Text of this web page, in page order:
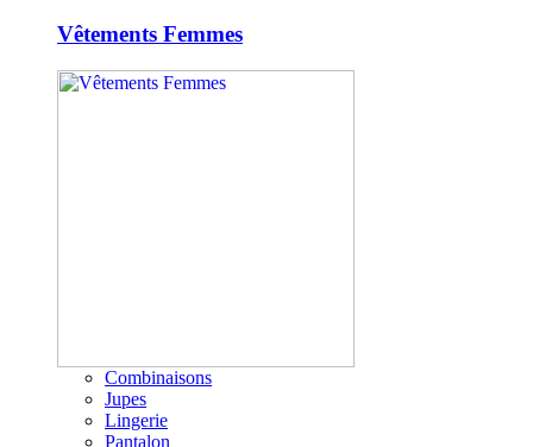
Vêtements Femmes
Combinaisons
Jupes
Lingerie
Pantalon